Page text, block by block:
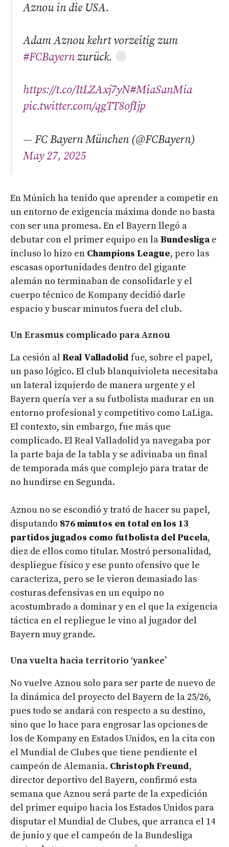
Aznou in die USA.
Adam Aznou kehrt vorzeitig zum
#FCBayernzurück.
https://t.co/ItLZAxj7yN#MiaSanMia
pic.twitter.com/qgTT8ofIjp
— FC Bayern München (@FCBayern)
May 27, 2025
En Múnich ha tenido que aprender a competir en
un entorno de exigencia máxima donde no basta
con ser una promesa. En el Bayern llegó a
debutar con el primer equipo en laBundesliga e
incluso lo hizo en Champions League, pero las
escasas oportunidades dentro del gigante
alemán no terminaban de consolidarle y el
cuerpo técnico de Kompany decidió darle
espacio y buscar minutos fuera del club.
Un Erasmus complicado para Aznou
La cesión al Real Valladolid fue, sobre el papel,
un paso lógico. El club blanquivioleta necesitaba
un lateral izquierdo de manera urgente y el
Bayern quería ver a su futbolista madurar en un
entorno profesional y competitivo como LaLiga.
El contexto, sin embargo, fue más que
complicado. El Real Valladolid ya navegaba por
la parte baja de la tabla y se adivinaba un final
de temporada más que complejo para tratar de
no hundirse en Segunda.
Aznou no se escondió y trató de hacer su papel,
disputando 876 minutos en total en los 13
partidos jugados como futbolista del Pucela,
diez de ellos como titular. Mostró personalidad,
despliegue físico y ese punto ofensivo que le
caracteriza, pero se le vieron demasiado las
costuras defensivas en un equipo no
acostumbrado a dominar y en el que la exigencia
táctica en el repliegue le vino al jugador del
Bayern muy grande.
Una vuelta hacia territorio ‘yankee’
No vuelve Aznou solo para ser parte de nuevo de
la dinámica del proyecto del Bayern de la 25/26,
pues todo se andará con respecto a su destino,
sino que lo hace para engrosar las opciones de
los de Kompany en Estados Unidos, en la cita con
el Mundial de Clubes que tiene pendiente el
campeón de Alemania. Christoph Freund,
director deportivo del Bayern, confirmó esta
semana que Aznou será parte de la expedición
del primer equipo hacia los Estados Unidos para
disputar el Mundial de Clubes, que arranca el 14
de junio y que el campeón de la Bundesliga